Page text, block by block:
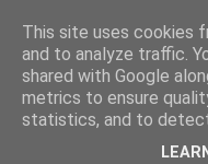
Esperanta
Provinco
This site uses cookies
and to analyze traffic.
shared with Google
metrics to ensure
statistics, and to